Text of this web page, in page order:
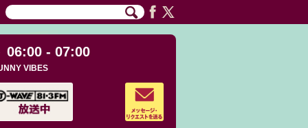
06:00 - 07:00
VIBES